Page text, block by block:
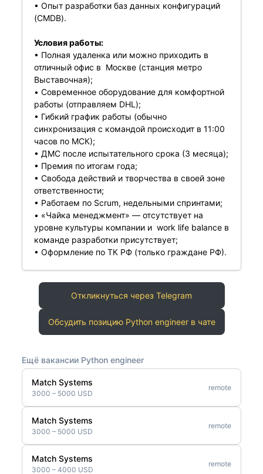
• Опыт разработки баз данных конфигураций
(CMDB).
Условия работы:
• Полная удаленка или можно приходить в
отличный офис в Москве (станция метро
Выставочная);
• Cовременное оборудование для комфортной
работы (отправляем DHL);
• Гибкий график работы (обычно
синхронизация с командой происходит в 11:00
часов по МСК);
• ДМС после испытательного срока (3 месяца);
• Премия по итогам года;
• Свобода действий и творчества в своей зоне
ответственности;
• Работаем по Scrum, недельными спринтами;
• «Чайка менеджмент» — отсутствует на
уровне культуры компании и work life balance в
команде разработки присутствует;
• Оформление по ТК РФ (только граждане РФ).
Откликнуться через Telegram
Обсудить позицию Python engineer в чате
Ещё вакансии Python engineer
Match Systems
3000 – 5000 USD
remote
Match Systems
3000 – 5000 USD
remote
Match Systems
3000 – 4000 USD
remote